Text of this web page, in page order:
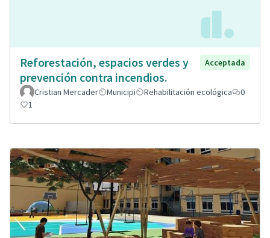
Reforestación, espacios verdes y
prevención contra incendios.
Acceptada
Cristian Mercader Municipi Rehabilitación ecológica
0
1